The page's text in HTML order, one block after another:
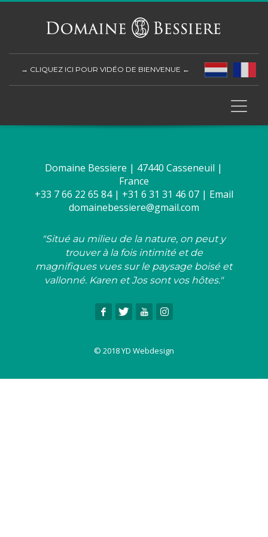
→ CLIQUEZ ICI POUR VIDÉO DE BIENVENUE ←
Domaine Bessiere | 47440 Casseneuil |
France
+33 7 66 22 65 84 | +31 6 31 31 46 07 | Email
domainebessiere@gmail.com
"Situé au milieu de la nature, on peut y
trouver à la fois intimité et de
magnifiques vues sur le paysage boisé et
vallonné. Karen et Jos sont vos hôtes."
© 2018 YD Webdesign